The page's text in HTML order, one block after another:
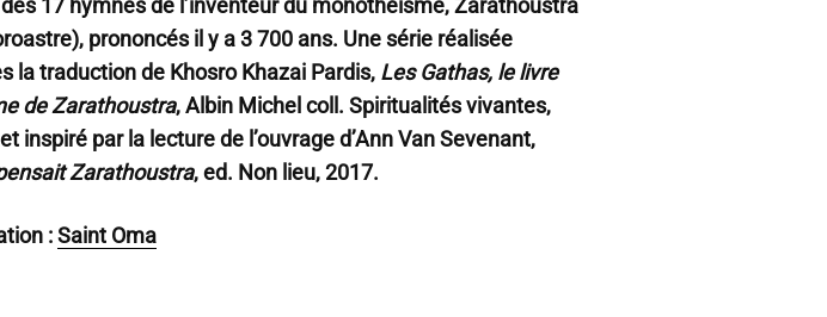
17 hymnes de l’inventeur du monothéisme, Zarathoustra
prononcés il y a 3 700 ans. Une série réalisée
la traduction de Khosro Khazai Pardis, Les Gathas, le livre
de Zarathoustra, Albin Michel coll. Spiritualités vivantes,
inspiré par la lecture de l’ouvrage d’Ann Van Sevenant,
Zarathoustra, ed. Non lieu, 2017.
:Saint Oma